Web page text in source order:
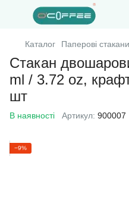
Каталог Паперові стакани
Стакан
ml / 3.72 oz,
шт
В наявності Артикул: 900007
−9%